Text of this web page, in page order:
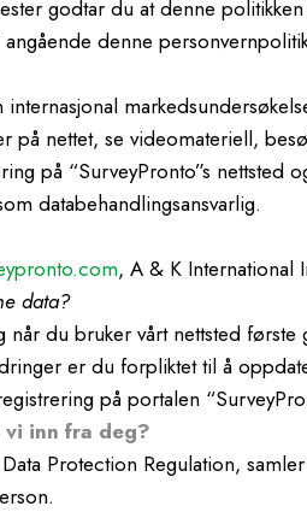
godtar du at denne
denne
internasjonal
på nettet, se videomateriell,
på “SurveyPronto”s
databehandlingsansvarlig.
, A & K International
data?
når du bruker vårt nettsted
er du forpliktet til å
på portalen
vi inn fra deg?
Protection Regulation,